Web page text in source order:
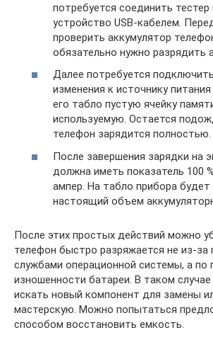
потребуется соединить
устройство USB-кабелем.
проверить аккумулятор
обязательно нужно разрядить
Далее потребуется
изменения к источнику
его табло пустую ячейку
используемую. Остается
телефон зарядится полностью.
После завершения зарядки на
должна иметь показатель 100
ампер. На табло прибора будет
настоящий объем
После этих простых действий можно
телефон быстро разряжается не из-за
службами операционной системы, а по
изношенности батареи. В таком
искать новый компонент для замены
мастерскую. Можно попытаться
способом восстановить емкость.